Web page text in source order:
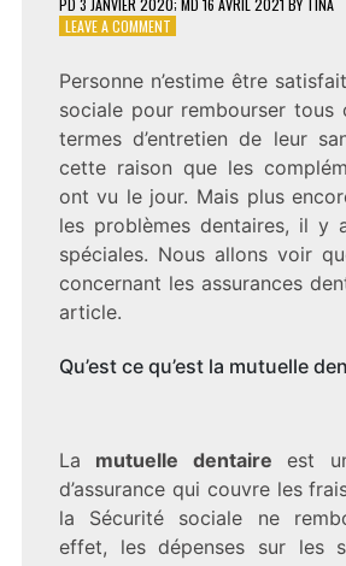
LEAVE A COMMENTON
SUR
LES
MUTUELLES
Personne n’estime être
sociale pour rembourser tous
termes d’entretien de leur
cette raison que les
ont vu le jour. Mais plus
les problèmes dentaires, il y
spéciales. Nous allons voir
concernant les assurances
article.
Qu’est ce qu’est la mutuelle
La mutuelle dentaire est
d’assurance qui couvre les
la Sécurité sociale ne
effet, les dépenses sur les